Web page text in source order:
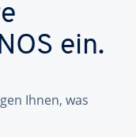
ein.
Ihnen, was